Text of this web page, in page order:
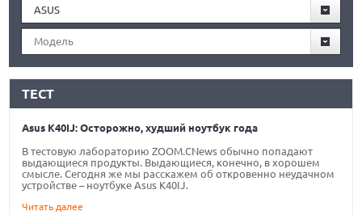
ASUS
Модель
ТЕСТ
Asus K40IJ: Осторожно, худший ноутбук года
В тестовую лабораторию ZOOM.CNews обычно попадают
выдающиеся продукты. Выдающиеся, конечно, в хорошем
смысле. Сегодня же мы расскажем об откровенно неудачном
устройстве – ноутбуке Asus K40IJ.
Читать далее